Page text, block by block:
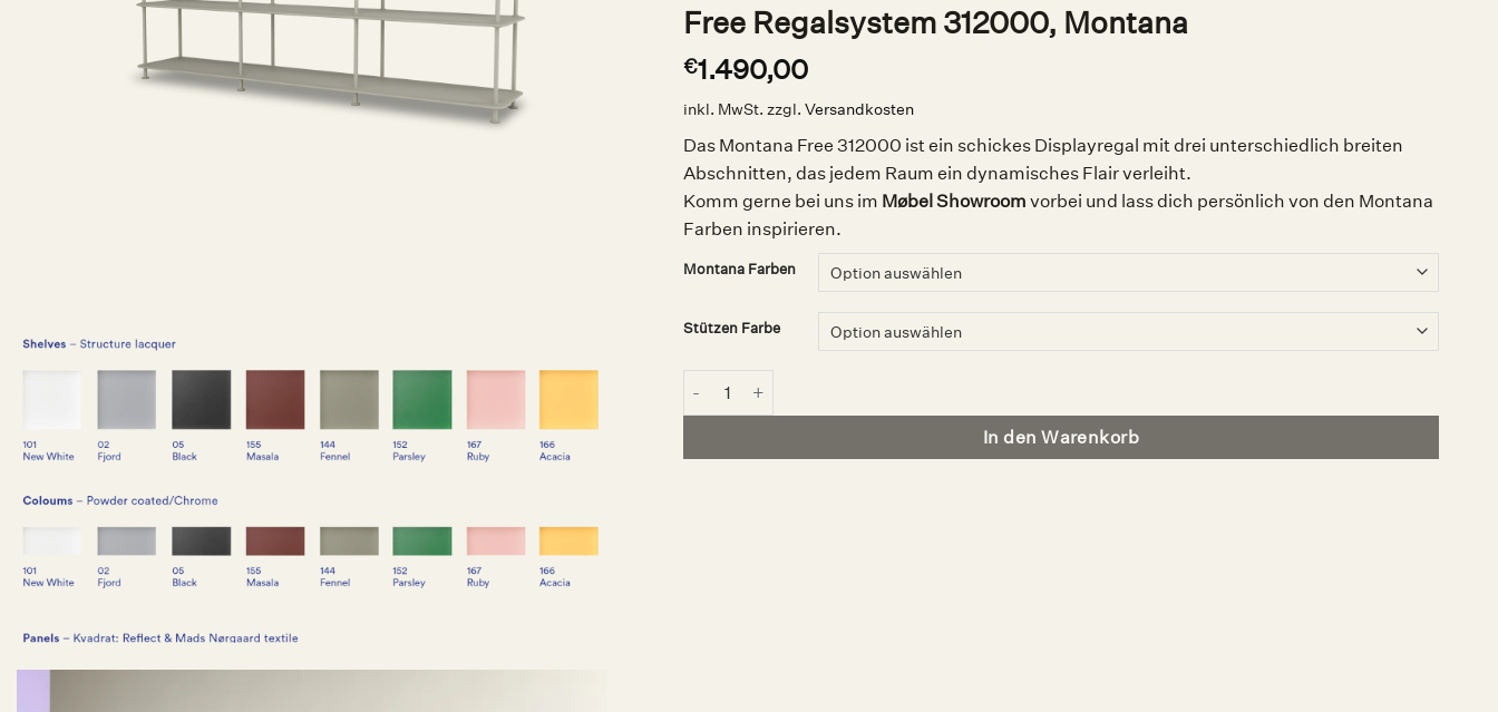
Free Regalsystem 312000, Montana
€1.490,00
inkl. MwSt. zzgl. Versandkosten
Das Montana Free 312000 ist ein schickes Displayregal mit drei unterschiedlich breiten
Abschnitten, das jedem Raum ein dynamisches Flair verleiht.
Komm gerne bei uns im Møbel Showroom vorbei und lass dich persönlich von den Montana
Farben inspirieren.
Montana Farben
Stützen Farbe
In den Warenkorb